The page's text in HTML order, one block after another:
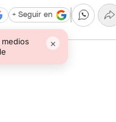
×
+ Seguir en